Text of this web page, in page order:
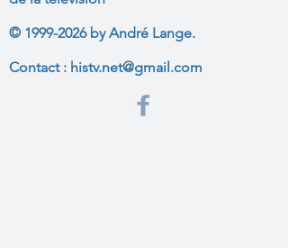
© 1999-2026by André Lange.
Contact : histv.net@gmail.com